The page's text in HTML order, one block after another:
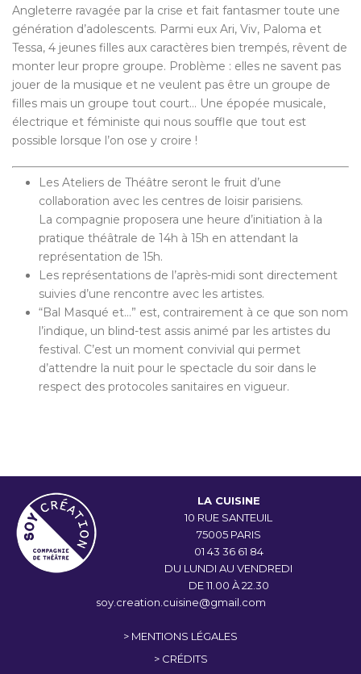
Angleterre ravagée par la crise et fait fantasmer toute une
génération d’adolescents. Parmi eux Ari, Viv, Paloma et
Tessa, 4 jeunes filles aux caractères bien trempés, rêvent de
monter leur propre groupe. Problème : elles ne savent pas
jouer de la musique et ne veulent pas être un groupe de
filles mais un groupe tout court… Une épopée musicale,
électrique et féministe qui nous souffle que tout est
possible lorsque l’on ose y croire !
Les Ateliers de Théâtre seront le fruit d’une
collaboration avec les centres de loisir parisiens.
La compagnie proposera une heure d’initiation à la
pratique théâtrale de 14h à 15h en attendant la
représentation de 15h.
Les représentations de l’après-midi sont directement
suivies d’une rencontre avec les artistes.
“Bal Masqué et…” est, contrairement à ce que son nom
l’indique, un blind-test assis animé par les artistes du
festival. C’est un moment convivial qui permet
d’attendre la nuit pour le spectacle du soir dans le
respect des protocoles sanitaires en vigueur.
LA CUISINE
10 RUE SANTEUIL
75005 PARIS
01 43 36 61 84
DU LUNDI AU VENDREDI
DE 11.00 À 22.30
soy.creation.cuisine@gmail.com
> MENTIONS LÉGALES
> CRÉDITS